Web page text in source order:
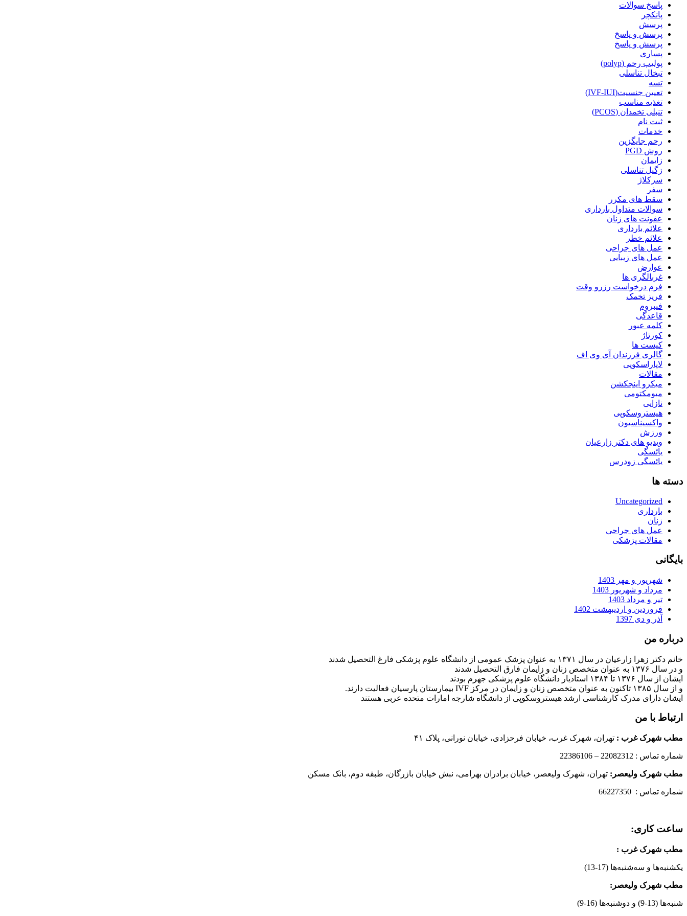
پاسخ سوالات
پانکچر
پرسش
پرسش و پاسخ
پرسش و پاسخ
پساری
پولیپ رحم (polyp)
تبخال تناسلی
تسه
تعیین جنسیت(IVF-IUI)
تغذیه مناسب
تنبلی تخمدان (PCOS)
ثبت نام
خدمات
رحم جایگزین
روش PGD
زایمان
زگیل تناسلی
سرکلاژ
سفر
سقط های مکرر
سوالات متداول بارداری
عفونت های زنان
علائم بارداری
علائم خطر
عمل های جراحی
عمل های زیبایی
عوارض
غربالگری ها
فرم درخواست رزرو وقت
فریز تخمک
فیبروم
قاعدگی
کلمه عبور
کورتاژ
کیست ها
گالری فرزندان آی وی اف
لاپاراسکوپی
مقالات
میکرو اینجکشن
میومکتومی
نازایی
هیستروسکوپی
واکسیناسیون
ورزش
ویدیو های دکتر زارعیان
یائسگی
یائسگی زودرس
دسته ها
Uncategorized
بارداری
زنان
عمل های جراحی
مقالات پزشکی
بایگانی
شهریور و مهر 1403
مرداد و شهریور 1403
تیر و مرداد 1403
فروردین و اردیبهشت 1402
آذر و دی 1397
درباره من
خانم دکتر زهرا زارعیان در سال ۱۳۷۱ به عنوان پزشک عمومی از دانشگاه علوم پزشکی فارغ التحصیل شدند
و در سال ۱۳۷۶ به عنوان متخصص زنان و زایمان فارق التحصیل شدند
ایشان از سال ۱۳۷۶ تا ۱۳۸۴ استادیار دانشگاه علوم پزشکی جهرم بودند
و از سال ۱۳۸۵ تاکنون به عنوان متخصص زنان و زایمان در مرکز IVF بیمارستان پارسیان فعالیت دارند.
ایشان دارای مدرک کارشناسی ارشد هیستروسکوپی از دانشگاه شارجه امارات متحده عربی هستند
ارتباط با من
مطب شهرک غرب : تهران، شهرک غرب، خیابان فرحزادی، خیابان نورانی، پلاک ۴۱
شماره تماس : 22082312 – 22386106
مطب شهرک ولیعصر: تهران، شهرک ولیعصر، خیابان برادران بهرامی، نبش خیابان بازرگان، طبقه دوم، بانک مسکن
شماره تماس : 66227350
ساعت کاری:
مطب شهرک غرب :
یکشنبه‌ها و سه‌شنبه‌ها (17-13)
مطب شهرک ولیعصر:
شنبه‌ها (13-9) و دوشنبه‌ها (16-9)